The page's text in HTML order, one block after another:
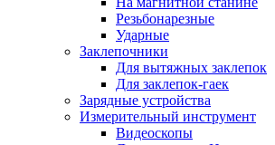
Резьбонарезные
Ударные
Заклепочники
Для вытяжных заклепок
Для заклепок-гаек
Зарядные устройства
Измерительный инструмент
Видеоскопы